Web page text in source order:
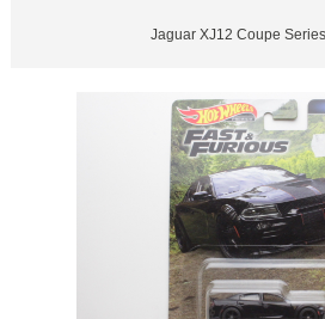
Jaguar XJ12 Coupe